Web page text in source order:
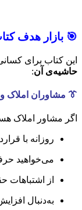
🎯 بازار هدف
این کتاب برای
حاشیه‌ی آن:
👔 مشاوران املاک و
اگر مشاور املاک
روزانه با
می‌خواهید
از اشتباهات
به‌دنبال